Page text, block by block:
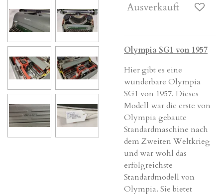
Ausverkauft
Olympia SG1 von 1957
Hier gibt es eine
wunderbare Olympia
SG1 von 1957. Dieses
Modell war die erste von
Olympia gebaute
Standardmaschine nach
dem Zweiten Weltkrieg
und war wohl das
erfolgreichste
Standardmodell von
Olympia. Sie bietet